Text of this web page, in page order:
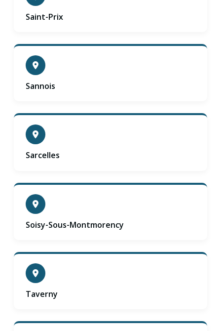
Saint-Prix
Sannois
Sarcelles
Soisy-Sous-Montmorency
Taverny